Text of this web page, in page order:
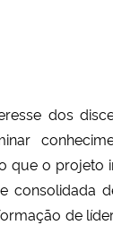
dos
que o projeto
consolidada
de